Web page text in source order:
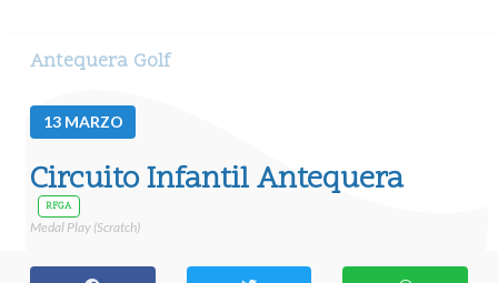
Antequera Golf
13 MARZO
Circuito Infantil Antequera
RFGA
Medal Play (Scratch)